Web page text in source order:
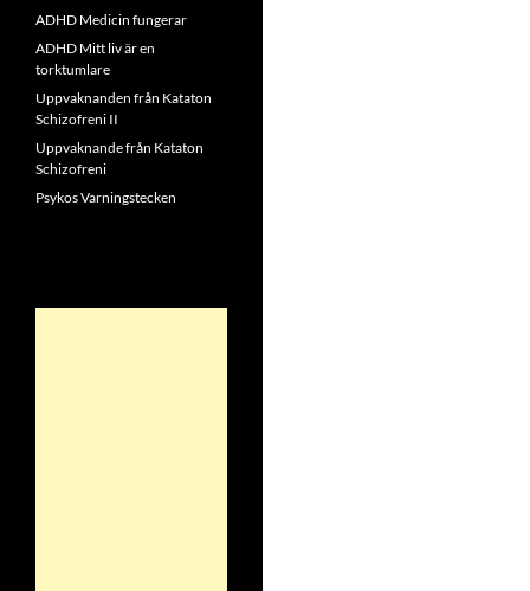
ADHD Medicin fungerar
ADHD Mitt liv är en
torktumlare
Uppvaknanden från Kataton
Schizofreni II
Uppvaknande från Kataton
Schizofreni
Psykos Varningstecken